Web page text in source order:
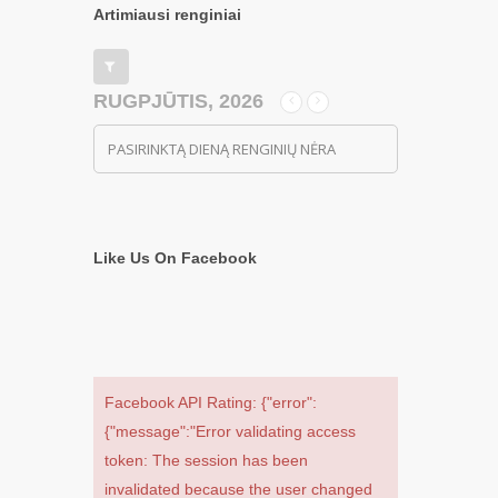
Artimiausi renginiai
RUGPJŪTIS, 2026
PASIRINKTĄ DIENĄ RENGINIŲ NĖRA
Like Us On Facebook
Facebook API Rating: {"error":
{"message":"Error validating access
token: The session has been
invalidated because the user changed